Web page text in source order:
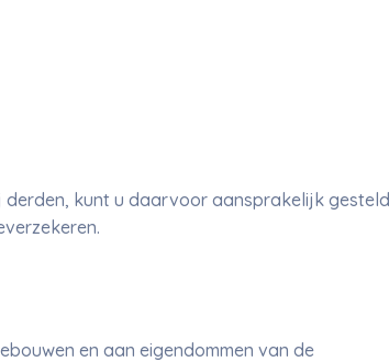
kunt u daarvoor aansprakelijk gesteld
en aan eigendommen van de